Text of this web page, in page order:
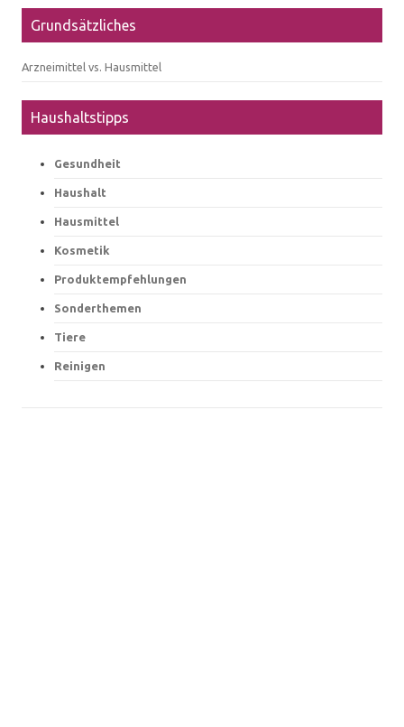
Grundsätzliches
Arzneimittel vs. Hausmittel
Haushaltstipps
Gesundheit
Haushalt
Hausmittel
Kosmetik
Produktempfehlungen
Sonderthemen
Tiere
Reinigen